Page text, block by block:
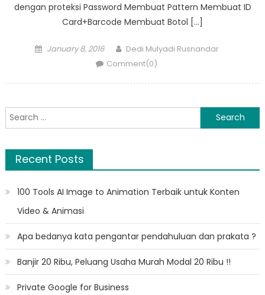
dengan proteksi Password Membuat Pattern Membuat ID
Card+Barcode Membuat Botol […]
Posted
January 8, 2016 Author
Dedi Mulyadi Rusnandar
Comment(0)
Search
for:
Recent Posts
100 Tools AI Image to Animation Terbaik untuk Konten
Video & Animasi
Apa bedanya kata pengantar pendahuluan dan prakata ?
Banjir 20 Ribu, Peluang Usaha Murah Modal 20 Ribu !!
Private Google for Business